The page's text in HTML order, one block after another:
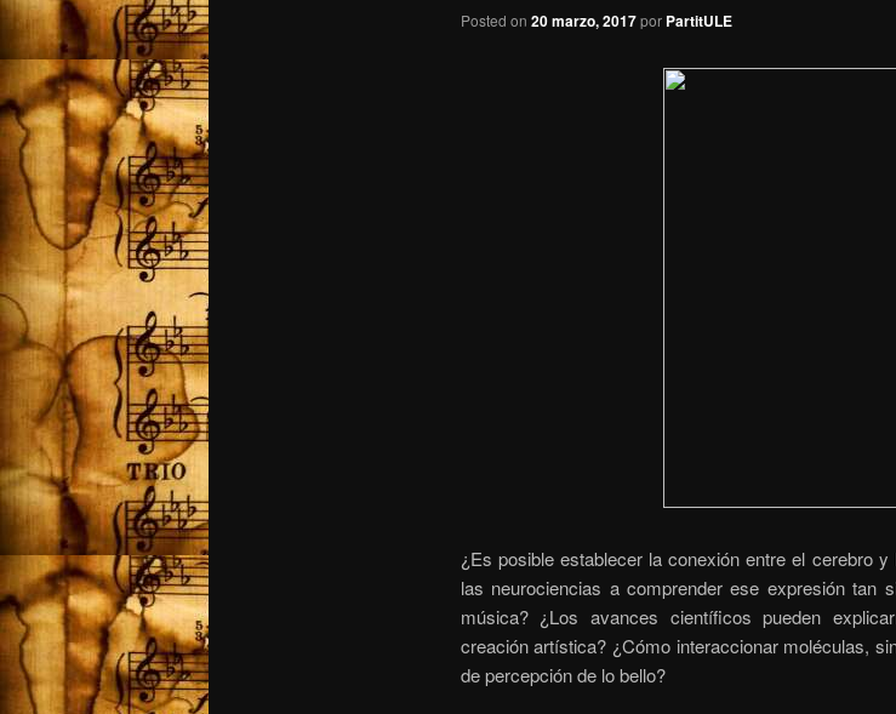
Posted on 20 marzo, 2017por PartitULE
¿Es posible establecer la conexión entre el cerebro
las neurociencias a comprender ese expresión tan
música? ¿Los avances científicos pueden
creación artística? ¿Cómo interaccionar moléculas,
de percepción de lo bello?